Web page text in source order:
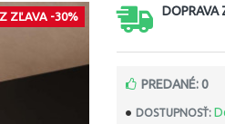
ZĽAVA -30% DOPRAVA
DOSTUPNOSŤ:
PREDANÉ: 0